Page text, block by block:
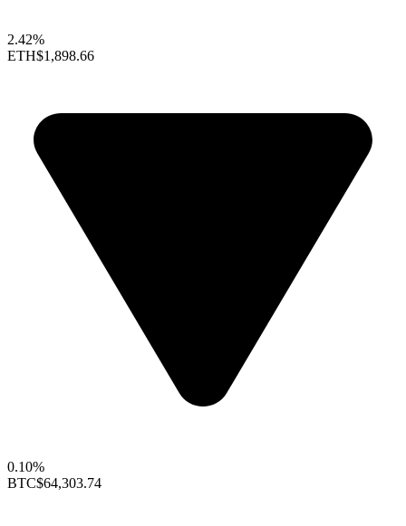
2.42%
ETH$1,898.66
0.10%
BTC$64,303.74